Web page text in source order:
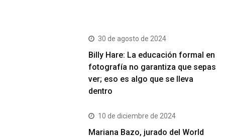
30 de agosto de 2024
Billy Hare: La educación formal en
fotografía no garantiza que sepas
ver; eso es algo que se lleva
dentro
10 de diciembre de 2024
Mariana Bazo, jurado del World